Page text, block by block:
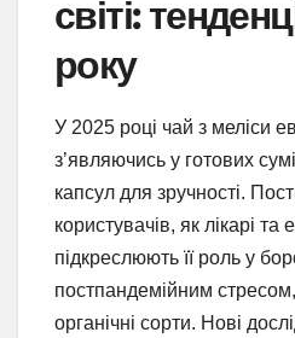
світі:
року
У 2025 році чай з меліси
з’являючись у готових
капсул для зручності.
користувачів, як лікарі та
підкреслюють її роль у
постпандемійним
органічні сорти. Нові